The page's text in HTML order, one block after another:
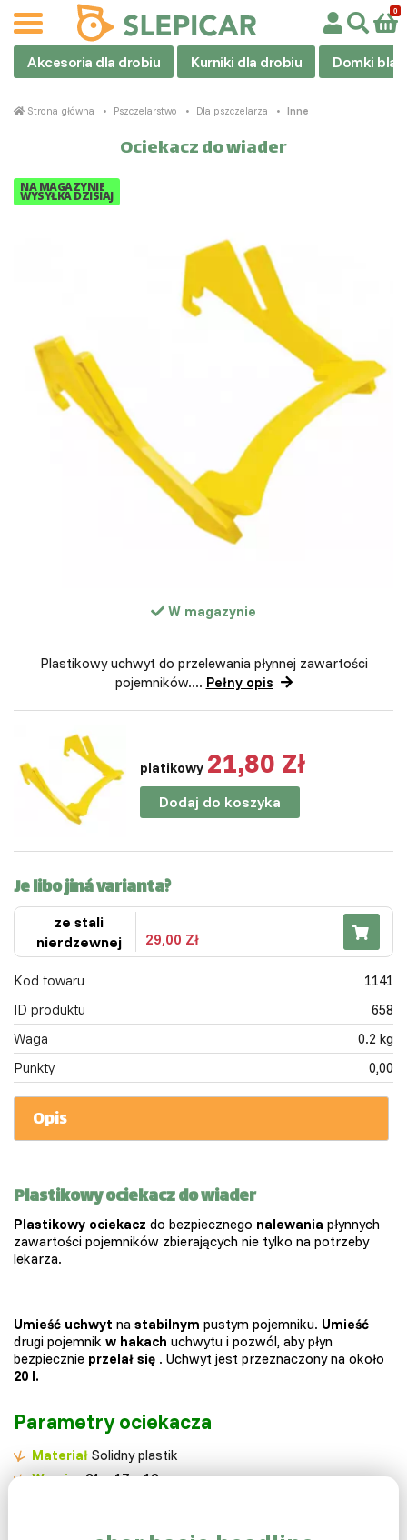
Akcesoria dla drobiu Kurniki dla drobiu Domki
Strona główna Pszczelarstwo Dla pszczelarza Inne
Ociekacz do wiader
NA MAGAZYNIE
WYSYŁKA DZISIAJ
W magazynie
Plastikowy uchwyt do przelewania płynnej zawartości
pojemników.... Pełny opis
platikowy 21,80 Zł
Dodaj do koszyka
Je libo jiná varianta?
ze stali
nierdzewnej
29,00 Zł
Kod towaru
1141
ID produktu
658
Waga
0.2 kg
Punkty
0,00
Opis
Plastikowy ociekacz do wiader
Plastikowy ociekacz do bezpiecznego nalewania płynnych
zawartości pojemników zbierających nie tylko na potrzeby
lekarza.
Umieść uchwyt na stabilnym pustym pojemniku. Umieść
drugi pojemnik w hakach uchwytu i pozwól, aby płyn
bezpiecznie przelał się . Uchwyt jest przeznaczony na około
20 l.
Parametry ociekacza
Materiał Solidny plastik
Wymiar 21 x 17 x 12 cm